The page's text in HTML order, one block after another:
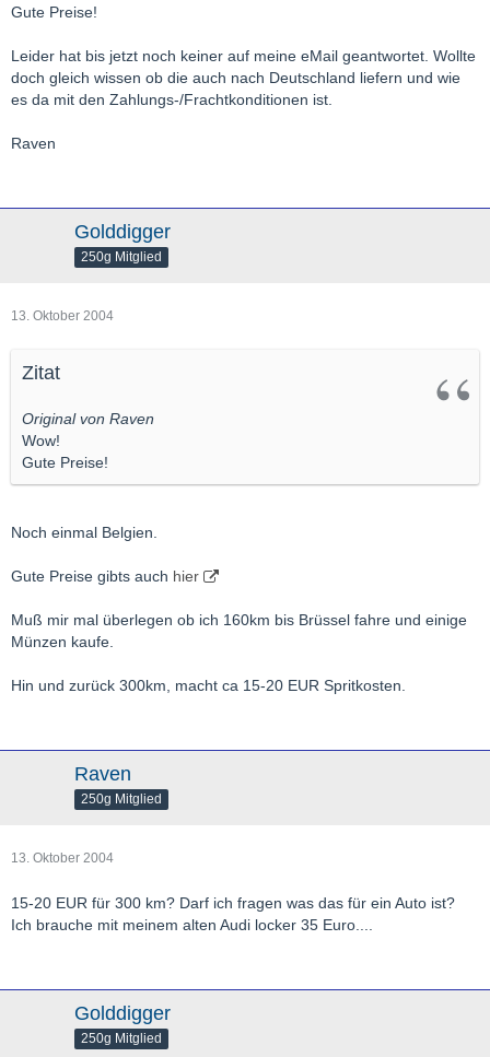
Gute Preise!
Leider hat bis jetzt noch keiner auf meine eMail geantwortet. Wollte
doch gleich wissen ob die auch nach Deutschland liefern und wie
es da mit den Zahlungs-/Frachtkonditionen ist.
Raven
Golddigger
250g Mitglied
13. Oktober 2004
Zitat
Original von Raven
Wow!
Gute Preise!
Noch einmal Belgien.
Gute Preise gibts auch hier
Muß mir mal überlegen ob ich 160km bis Brüssel fahre und einige
Münzen kaufe.
Hin und zurück 300km, macht ca 15-20 EUR Spritkosten.
Raven
250g Mitglied
13. Oktober 2004
15-20 EUR für 300 km? Darf ich fragen was das für ein Auto ist?
Ich brauche mit meinem alten Audi locker 35 Euro....
Golddigger
250g Mitglied